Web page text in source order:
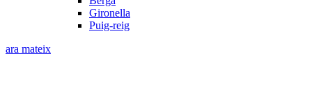
Gironella
Puig-reig
ara mateix